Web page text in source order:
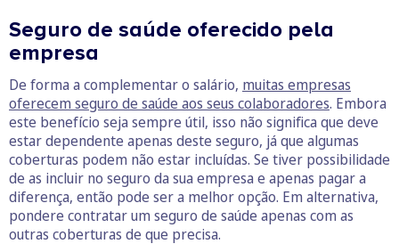
Seguro de saúde oferecido pela
empresa
De forma a complementar o salário, muitas empresas
oferecem seguro de saúde aos seus colaboradores. Embora
este benefício seja sempre útil, isso não significa que deve
estar dependente apenas deste seguro, já que algumas
coberturas podem não estar incluídas. Se tiver possibilidade
de as incluir no seguro da sua empresa e apenas pagar a
diferença, então pode ser a melhor opção. Em alternativa,
pondere contratar um seguro de saúde apenas com as
outras coberturas de que precisa.